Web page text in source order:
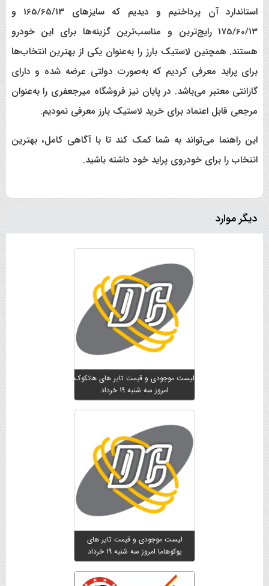
استاندارد آن پرداختیم و دیدیم که سایزهای 165/65/13 و
175/60/13 رایج‌ترین و مناسب‌ترین گزینه‌ها برای این خودرو
هستند. همچنین لاستیک بارز را به‌عنوان یکی از بهترین انتخاب‌ها
برای پراید معرفی کردیم که به‌صورت دولتی عرضه شده و دارای
گارانتی معتبر می‌باشد. در پایان نیز فروشگاه میرجعفری را به‌عنوان
مرجعی قابل اعتماد برای خرید لاستیک بارز معرفی نمودیم.
این راهنما می‌تواند به شما کمک کند تا با آگاهی کامل، بهترین
انتخاب را برای خودروی پراید خود داشته باشید.
دیگر موارد
لیست موجودی و قیمت تایر های هانکوک
امروز سه شنبه 19 خرداد
لیست موجودی و قیمت تایر های
یوکوهاما امروز سه شنبه 19 خرداد